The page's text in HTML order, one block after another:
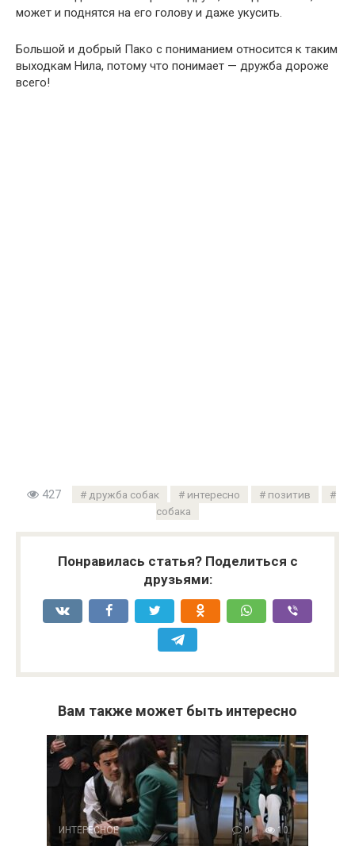
может и поднятся на его голову и даже укусить.
Большой и добрый Пако с пониманием относится к таким
выходкам Нила, потому что понимает — дружба дороже
всего!
427 дружба собак интересно
позитив
собака
Понравилась статья? Поделиться с
друзьями:
Вам также может быть интересно
ИНТЕРЕСНОЕ 0 10